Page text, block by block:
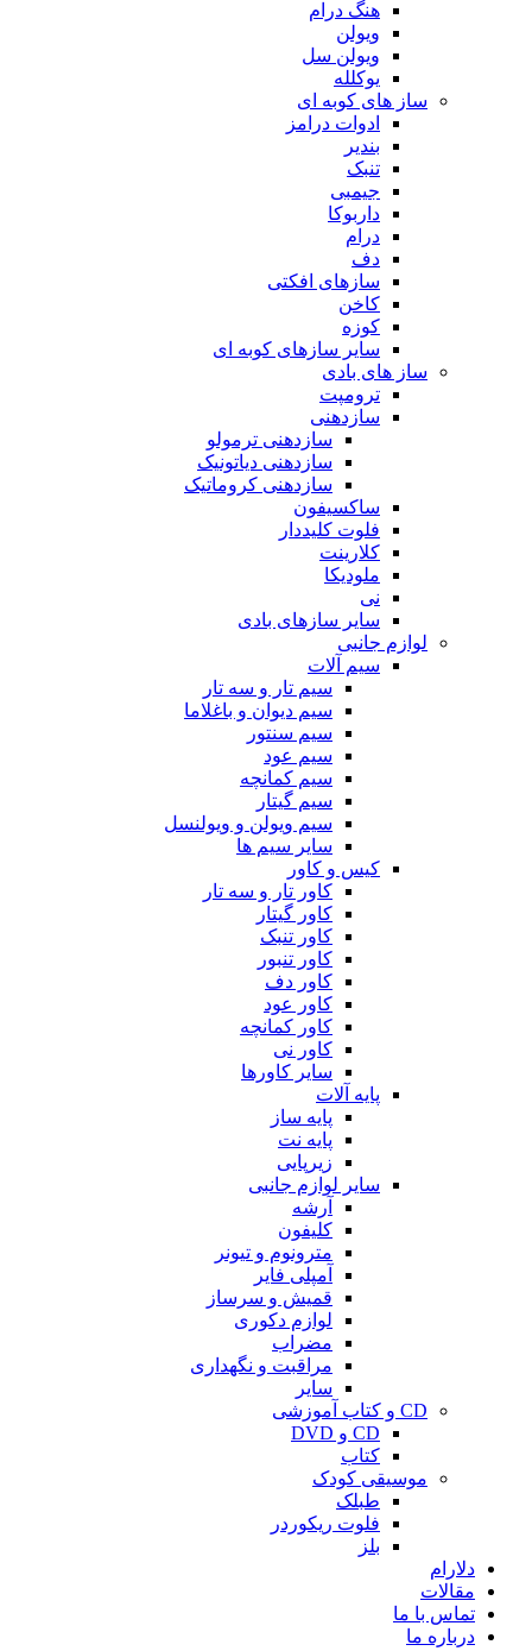
هنگ درام
ویولن
ویولن سل
یوکلله
ساز های کوبه ای
ادوات درامز
بندیر
تنبک
جیمبی
داربوکا
درام
دف
سازهای افکتی
کاخن
کوزه
سایر سازهای کوبه ای
ساز های بادی
ترومپت
سازدهنی
سازدهنی ترمولو
سازدهنی دیاتونیک
سازدهنی کروماتیک
ساکسیفون
فلوت کلیددار
کلارینت
ملودیکا
نی
سایر سازهای بادی
لوازم جانبی
سیم آلات
سیم تار و سه تار
سیم دیوان و باغلاما
سیم سنتور
سیم عود
سیم کمانچه
سیم گیتار
سیم ویولن و ویولنسل
سایر سیم ها
کیس و کاور
کاور تار و سه تار
کاور گیتار
کاور تنبک
کاور تنبور
کاور دف
کاور عود
کاور کمانچه
کاور نی
سایر کاورها
پایه آلات
پایه ساز
پایه نت
زیرپایی
سایر لوازم جانبی
آرشه
کلیفون
مترونوم و تیونر
آمپلی فایر
قمیش و سرساز
لوازم دکوری
مضراب
مراقبت و نگهداری
سایر
CD و کتاب آموزشی
CD و DVD
کتاب
موسیقی کودک
طبلک
فلوت ریکوردر
بلز
دلارام
مقالات
تماس با ما
درباره ما